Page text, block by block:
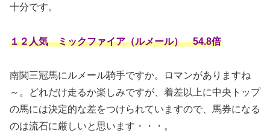
十分です。
１２人気 ミックファイア（ルメール） 54.8倍
南関三冠馬にルメール騎手ですか。ロマンがありますね
～。どれだけ走るか楽しみですが、着差以上に中央トップ
の馬には決定的な差をつけられていますので、馬券になる
のは流石に厳しいと思います・・・。